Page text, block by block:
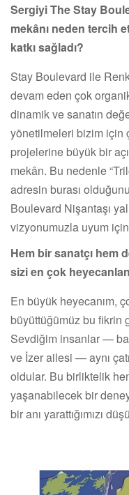
Sergiyi The Stay
mekânı neden tercih
katkı sağladı?
Stay Boulevard ile
devam eden çok
dinamik ve sanatın
yönetilmeleri bizim için
projelerine büyük bir
mekân. Bu nedenle
adresin burası
Boulevard Nişantaşı
vizyonumuzla uyum
Hem bir sanatçı hem
sizi en çok
En büyük heyecanım,
büyüttüğümüz bu fikrin
Sevdiğim insanlar —
ve İzer ailesi — aynı
oldular. Bu birliktelik
yaşanabilecek bir
bir anı yarattığımızı